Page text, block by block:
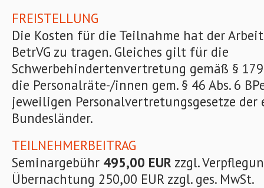
FREISTELLUNG
Die Kosten für die Teilnahme hat der
BetrVG zu tragen. Gleiches gilt für die
Schwerbehindertenvertretung gemäß § 179
die Personalräte-/innen gem. § 46 Abs. 6
jeweiligen Personalvertretungsgesetze der
Bundesländer.
TEILNEHMERBEITRAG
Seminargebühr 495,00 EUR zzgl.
Übernachtung 250,00 EUR zzgl. ges. MwSt.